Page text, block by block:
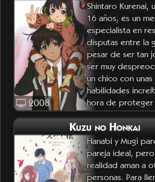
2008
Shintaro Kurenai,
16 años, es un
especialista en
disputas entre la
pesar de ser tan
ser muy
un chico con unas
habilidades
hora de proteger
clientes y a sus
interese
Kuzu no Honkai
Hanabi y Mugi
pareja ideal,
realidad aman a
personas. Para